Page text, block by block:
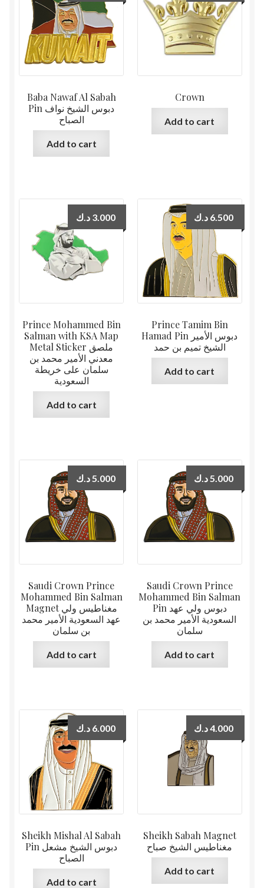
Baba Nawaf Al Sabah
Pin دبوس الشيخ نواف
الصباح
Add to cart
Crown
Add to cart
Prince Mohammed Bin
Salman with KSA Map
Metal Sticker ملصق
معدني الأمير محمد بن
سلمان على خريطة
السعودية
3.000 د.ك
Add to cart
Prince Tamim Bin
Hamad Pin دبوس الأمير
الشيخ تميم بن حمد
6.500 د.ك
Add to cart
Saudi Crown Prince
Mohammed Bin Salman
Magnet مغناطيس ولي
عهد السعودية الأمير محمد
بن سلمان
5.000 د.ك
Add to cart
Saudi Crown Prince
Mohammed Bin Salman
Pin دبوس ولي عهد
السعودية الأمير محمد بن
سلمان
5.000 د.ك
Add to cart
Sheikh Mishal Al Sabah
Pin دبوس الشيخ مشعل
الصباح
6.000 د.ك
Add to cart
Sheikh Sabah Magnet
مغناطيس الشيخ صباح
4.000د.ك
Add to cart